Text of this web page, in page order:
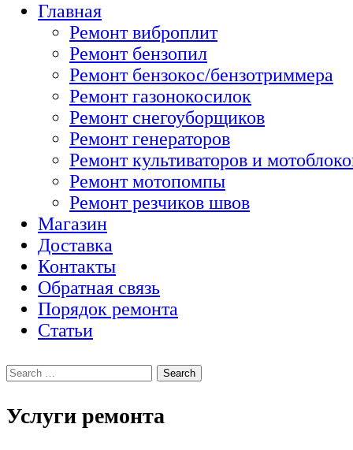
Главная
Ремонт виброплит
Ремонт бензопил
Ремонт бензокос/бензотриммера
Ремонт газонокосилок
Ремонт снегоуборщиков
Ремонт генераторов
Ремонт культиваторов и
Ремонт мотопомпы
Ремонт резчиков швов
Магазин
Доставка
Контакты
Обратная связь
Порядок ремонта
Статьи
Услуги ремонта